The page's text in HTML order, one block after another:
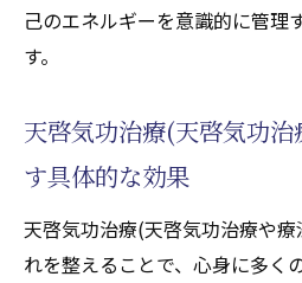
己のエネルギーを意識的に管理
す。
天啓気功治療(天啓気功
す具体的な効果
天啓気功治療(天啓気功治療や
れを整えることで、心身に多く